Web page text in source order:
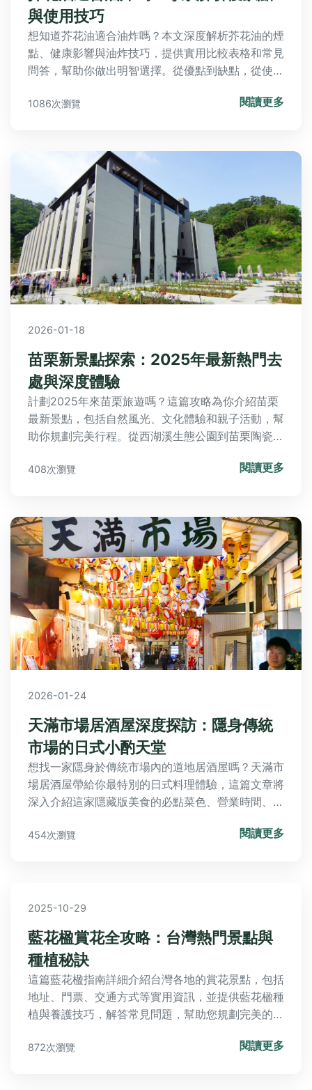
與使用技巧
想知道芥花油適合油炸嗎？本文深度解析芥花油的煙
點、健康影響與油炸技巧，提供實用比較表格和常見
問答，幫助你做出明智選擇。從優點到缺點，從使用
1086次瀏覽 閱讀更多
2026-01-18
苗栗新景點探索：2025年最新熱門去
處與深度體驗
計劃2025年來苗栗旅遊嗎？這篇攻略為你介紹苗栗
最新景點，包括自然風光、文化體驗和親子活動，幫
助你規劃完美行程。從西湖溪生態公園到苗栗陶瓷藝
408次瀏覽 閱讀更多
2026-01-24
天滿市場居酒屋深度探訪：隱身傳統
市場的日式小酌天堂
想找一家隱身於傳統市場內的道地居酒屋嗎？天滿市
場居酒屋帶給你最特別的日式料理體驗，這篇文章將
深入介紹這家隱藏版美食的必點菜色、營業時間、價
場裡的深夜食堂魅力。
454次瀏覽 閱讀更多
2025-10-29
藍花楹賞花全攻略：台灣熱門景點與
種植秘訣
這篇藍花楹指南詳細介紹台灣各地的賞花景點，包括
地址、門票、交通方式等實用資訊，並提供藍花楹種
植與養護技巧，解答常見問題，幫助您規劃完美的春
楹的觀賞與栽培知識。
872次瀏覽 閱讀更多